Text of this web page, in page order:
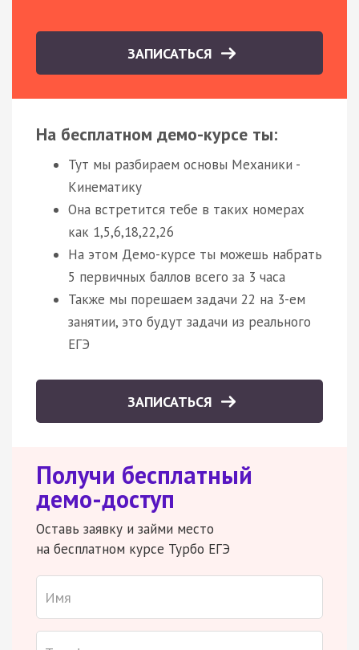
ЗАПИСАТЬСЯ
На бесплатном демо-курсе ты:
Тут мы разбираем основы Механики -
Кинематику
Она встретится тебе в таких номерах
как 1,5,6,18,22,26
На этом Демо-курсе ты можешь набрать
5 первичных баллов всего за 3 часа
Также мы порешаем задачи 22 на 3-ем
занятии, это будут задачи из реального
ЕГЭ
ЗАПИСАТЬСЯ
Получи бесплатный
демо-доступ
Оставь заявку и займи место
на бесплатном курсе Турбо ЕГЭ